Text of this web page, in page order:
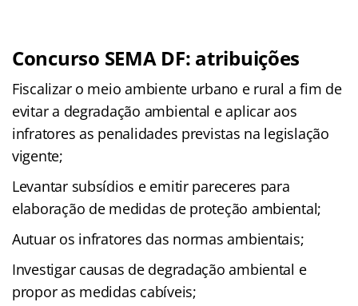
Concurso SEMA DF: atribuições
Fiscalizar o meio ambiente urbano e rural a fim de
evitar a degradação ambiental e aplicar aos
infratores as penalidades previstas na legislação
vigente;
Levantar subsídios e emitir pareceres para
elaboração de medidas de proteção ambiental;
Autuar os infratores das normas ambientais;
Investigar causas de degradação ambiental e
propor as medidas cabíveis;